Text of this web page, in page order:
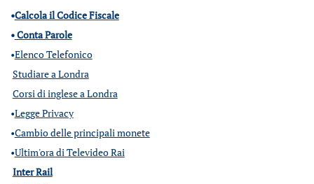
•Calcola il Codice Fiscale
•Conta Parole
•Elenco Telefonico
Studiare a Londra
Corsi di inglese a Londra
•Legge Privacy
•Cambio delle principali monete
•Ultim'ora di Televideo Rai
Inter Rail